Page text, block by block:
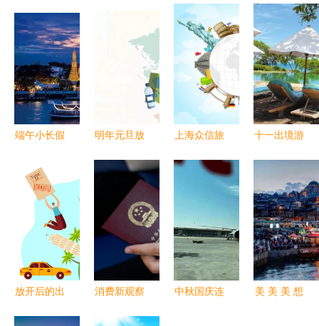
端午小长假
游首选目的
地
明年元旦放
一休5天！
教你最强拼
假攻略，出
境旅行休10
天！
上海众信旅
提质保量，
游新图景
十一出境游
半，价格不
贵成为市场
亮点
放开后的出
消费新观察
中秋国庆连
美 美 美 想